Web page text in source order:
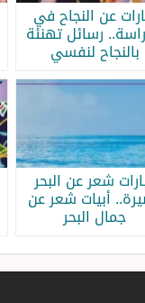
عن النجاح في
رسائل تهنئة
بالنجاح لنفسي
شعر عن البحر
أبيات شعر عن
جمال البحر